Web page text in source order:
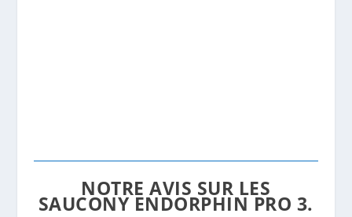
NOTRE AVIS SUR LES
SAUCONY ENDORPHIN PRO 3.